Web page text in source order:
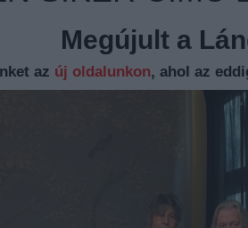
Megújult a
az új oldalunkon, ahol az